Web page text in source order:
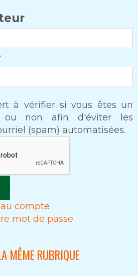
à vérifier si vous êtes un
ou non afin d'éviter les
(spam) automatisées.
compte
mot de passe
MÊME RUBRIQUE